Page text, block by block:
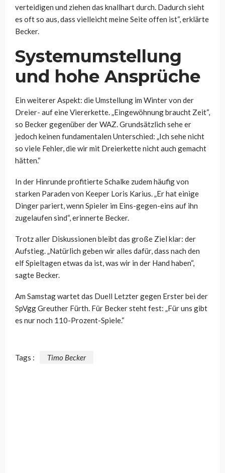
verteidigen und ziehen das knallhart durch. Dadurch sieht
es oft so aus, dass vielleicht meine Seite offen ist“, erklärte
Becker.
Systemumstellung
und hohe Ansprüche
Ein weiterer Aspekt: die Umstellung im Winter von der
Dreier- auf eine Viererkette. „Eingewöhnung braucht Zeit“,
so Becker gegenüber der WAZ. Grundsätzlich sehe er
jedoch keinen fundamentalen Unterschied: „Ich sehe nicht
so viele Fehler, die wir mit Dreierkette nicht auch gemacht
hätten.“
In der Hinrunde profitierte Schalke zudem häufig von
starken Paraden von Keeper Loris Karius. „Er hat einige
Dinger pariert, wenn Spieler im Eins-gegen-eins auf ihn
zugelaufen sind“, erinnerte Becker.
Trotz aller Diskussionen bleibt das große Ziel klar: der
Aufstieg. „Natürlich geben wir alles dafür, dass nach den
elf Spieltagen etwas da ist, was wir in der Hand haben“,
sagte Becker.
Am Samstag wartet das Duell Letzter gegen Erster bei der
SpVgg Greuther Fürth. Für Becker steht fest: „Für uns gibt
es nur noch 110-Prozent-Spiele.“
Tags : Timo Becker